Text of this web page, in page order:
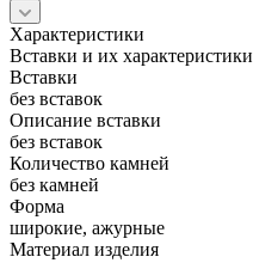
Характеристики
Вставки и их характеристики
Вставки
без вставок
Описание вставки
без вставок
Количество камней
без камней
Форма
широкие, ажурные
Материал изделия